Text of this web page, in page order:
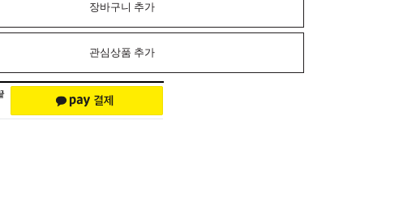
장바구니 추가
관심상품 추가